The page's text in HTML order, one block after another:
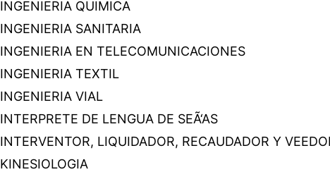
INGENIERIA QUIMICA
INGENIERIA SANITARIA
INGENIERIA EN TELECOMUNICACIONES
INGENIERIA TEXTIL
INGENIERIA VIAL
INTERPRETE DE LENGUA DE SEÃ‘AS
INTERVENTOR, LIQUIDADOR, RECAUDADOR Y
KINESIOLOGIA